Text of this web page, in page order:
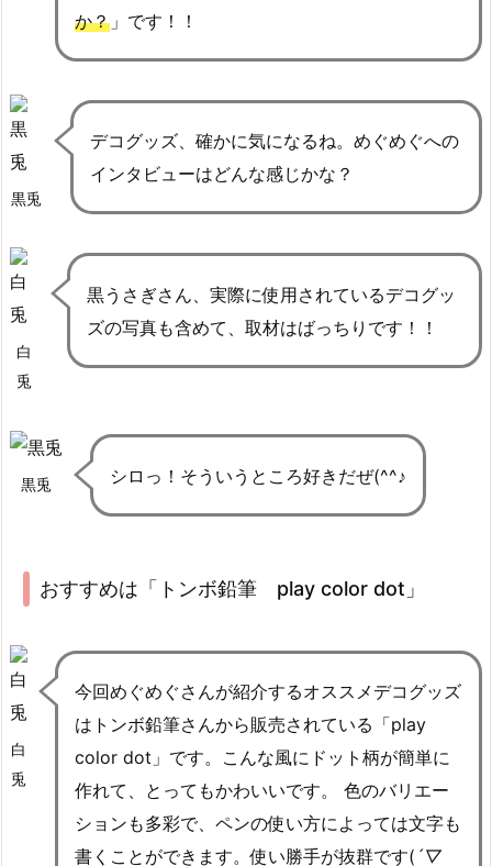
か？ 」です！！
黒兎
デコグッズ、確かに気になるね。めぐめぐへの
インタビューはどんな感じかな？
白
兎
黒うさぎさん、実際に使用されているデコグッ
ズの写真も含めて、取材はばっちりです！！
黒兎 シロっ！そういうところ好きだぜ(^^♪
おすすめは「トンボ鉛筆 play color dot 」
白
兎
今回めぐめぐさんが紹介するオススメデコグッズ
はトンボ鉛筆さんから販売されている「play
color dot」です。こんな風にドット柄が簡単に
作れて、とってもかわいいです。 色のバリエー
ションも多彩で、ペンの使い方によっては文字も
書くことができます。使い勝手が抜群です( ´▽